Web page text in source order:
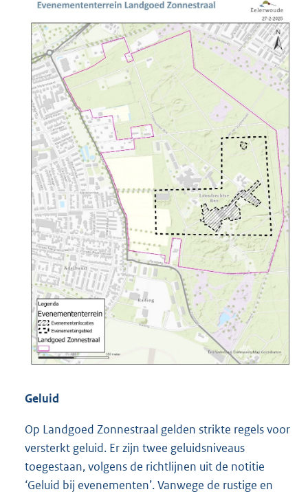
Geluid
Op Landgoed Zonnestraal gelden strikte regels voor
versterkt geluid. Er zijn twee geluidsniveaus
toegestaan, volgens de richtlijnen uit de notitie
‘Geluid bij evenementen’. Vanwege de rustige en